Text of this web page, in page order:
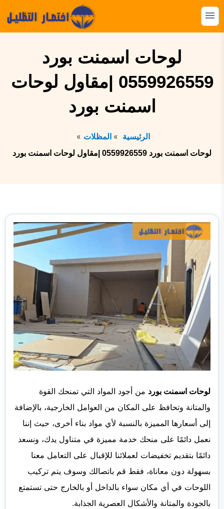
التجاوز
إلى القائمة
المظلات
لوحات اسمنت بورد
0559926559 |مقاول لوحات
اسمنت بورد
الرئيسية
المظلات
لوحات اسمنت بورد 0559926559 |مقاول لوحات اسمنت بورد
لوحات اسمنت بورد من أجود المواد التي تمنحك القوة
والمتانة وتحافظ على المكان من العوامل الخارجية، بالإضافة
إلى أسعارها المميزة بالنسبة لأي مواد بناء أخرى، حيث إننا
نعمل دائمًا على منحك خدمة مميزة في متناول يدك، ونسعد
دائمًا بتقديم تخفيضات لعملائنا للإقبال على التعامل معنا
بسهولة دون معاناة، فقط قم باتصالك وسوف يتم تركيب
اللوحات في أي مكان سواء بالداخل أو بالخارج حتى تستمتع
بالجودة والمتانة والأشكال العصرية الجذابة.